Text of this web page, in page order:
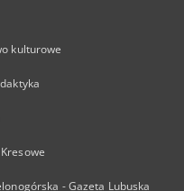
kulturowe
- Gazeta Lubuska